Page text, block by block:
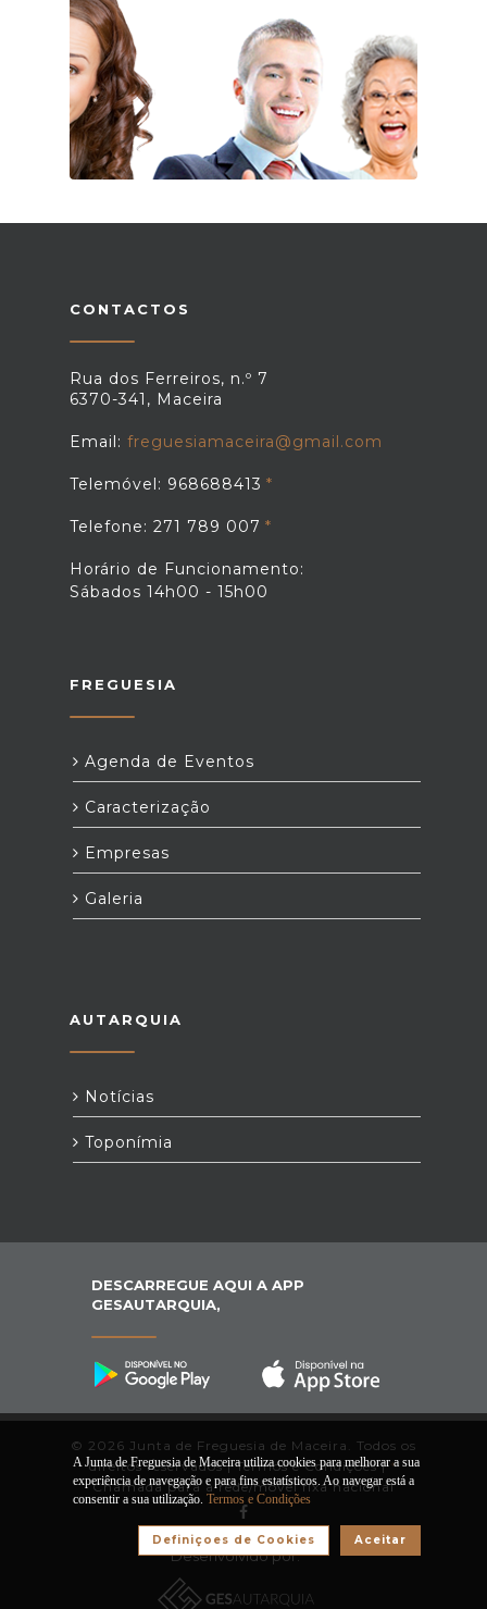
CONTACTOS
Rua dos Ferreiros, n.º 7
6370-341, Maceira
Email: freguesiamaceira@gmail.com
Telemóvel: 968688413
Telefone: 271 789 007
Horário de Funcionamento:
Sábados 14h00 - 15h00
FREGUESIA
Agenda de Eventos
Caracterização
Empresas
Galeria
AUTARQUIA
Notícias
Toponímia
DESCARREGUE AQUI A APP
GESAUTARQUIA,
© 2026 Junta de Freguesia de Maceira. Todos os
direitos reservados |Termos e Condições|*
Chamada para a rede/móvel fixa nacional
Desenvolvido por:
A Junta de Freguesia de Maceira utiliza cookies para melhorar a sua
experiência de navegação e para fins estatísticos. Ao navegar está a
consentir a sua utilização. Termos e Condições
Aceitar
Definiçoes de Cookies